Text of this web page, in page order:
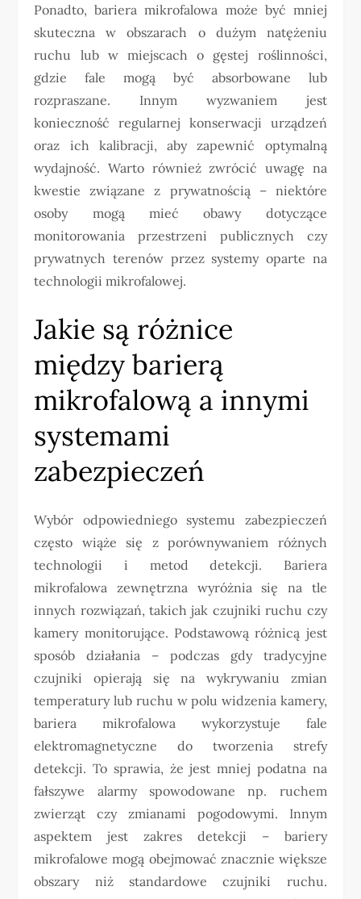
Ponadto, bariera mikrofalowa może być mniej
skuteczna w obszarach o dużym natężeniu
ruchu lub w miejscach o gęstej roślinności,
gdzie fale mogą być absorbowane lub
rozpraszane. Innym wyzwaniem jest
konieczność regularnej konserwacji urządzeń
oraz ich kalibracji, aby zapewnić optymalną
wydajność. Warto również zwrócić uwagę na
kwestie związane z prywatnością – niektóre
osoby mogą mieć obawy dotyczące
monitorowania przestrzeni publicznych czy
prywatnych terenów przez systemy oparte na
technologii mikrofalowej.
Jakie są różnice
między barierą
mikrofalową a innymi
systemami
zabezpieczeń
Wybór odpowiedniego systemu zabezpieczeń
często wiąże się z porównywaniem różnych
technologii i metod detekcji. Bariera
mikrofalowa zewnętrzna wyróżnia się na tle
innych rozwiązań, takich jak czujniki ruchu czy
kamery monitorujące. Podstawową różnicą jest
sposób działania – podczas gdy tradycyjne
czujniki opierają się na wykrywaniu zmian
temperatury lub ruchu w polu widzenia kamery,
bariera mikrofalowa wykorzystuje fale
elektromagnetyczne do tworzenia strefy
detekcji. To sprawia, że jest mniej podatna na
fałszywe alarmy spowodowane np. ruchem
zwierząt czy zmianami pogodowymi. Innym
aspektem jest zakres detekcji – bariery
mikrofalowe mogą obejmować znacznie większe
obszary niż standardowe czujniki ruchu.